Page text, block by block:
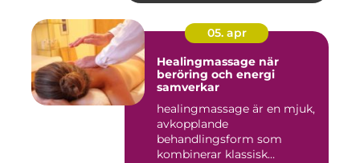
05. apr
Healingmassage när
beröring och energi
samverkar
healingmassage är en mjuk,
avkopplande
behandlingsform som
kombinerar klassisk